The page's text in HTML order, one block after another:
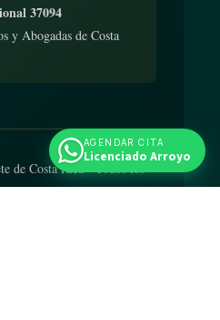
37094
y Abogadas de Costa
de Costa Rica - Todos los
reservados
AGENDAR CITA
Licenciado Arroyo